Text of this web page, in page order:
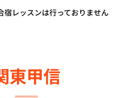
レッスンは行っておりません
東甲信